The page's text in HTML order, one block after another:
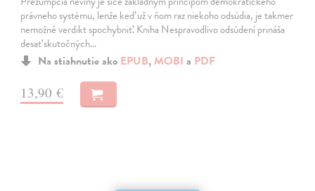
právneho systému, lenže keď už v ňom raz niekoho odsúdia, je takmer
nemožné verdikt spochybniť. Kniha Nespravodlivo odsúdení prináša
desať skutočných…
Na stiahnutie ako EPUB, MOBI a PDF
13,90 €